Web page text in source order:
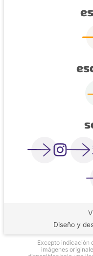
Diseño y
Excepto indicación
imágenes